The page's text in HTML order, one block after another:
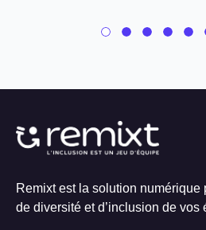
Remixt est la solution numérique
de diversité et d’inclusion de vos